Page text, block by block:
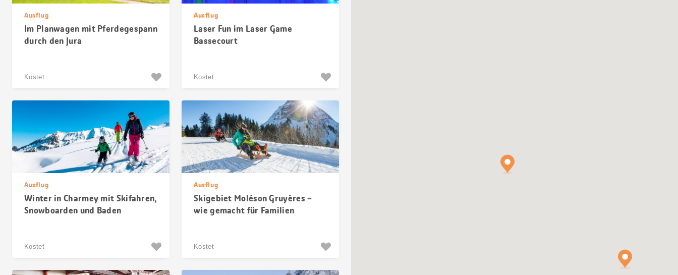
Ausflug
Im Planwagen mit Pferdegespann
durch den Jura
Kostet
Ausflug
Laser Fun im Laser Game
Bassecourt
Kostet
Ausflug
Winter in Charmey mit Skifahren,
Snowboarden und Baden
Kostet
Ausflug
Skigebiet Moléson Gruyères –
wie gemacht für Familien
Kostet